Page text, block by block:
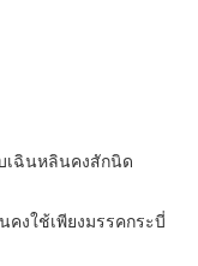
เฉินหลินคงสักนิด
งใช้เพียงมรรคกระบี่